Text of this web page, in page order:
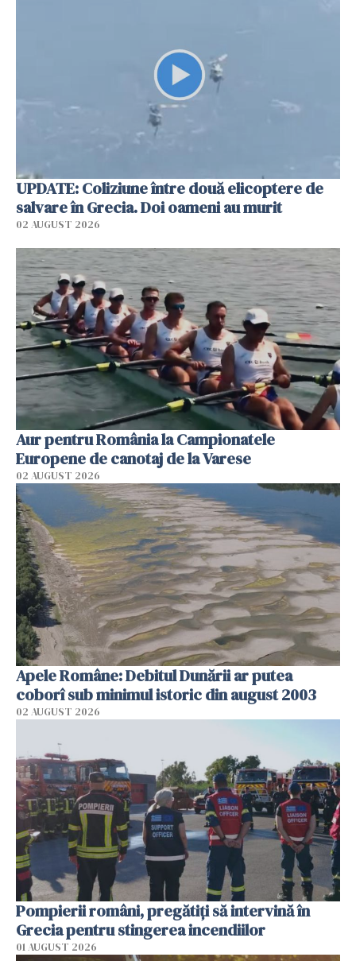
UPDATE: Coliziune între două elicoptere de
salvare în Grecia. Doi oameni au murit
02 AUGUST 2026
Aur pentru România la Campionatele
Europene de canotaj de la Varese
02 AUGUST 2026
Apele Române: Debitul Dunării ar putea
coborî sub minimul istoric din august 2003
02 AUGUST 2026
Pompierii români, pregătiţi să intervină în
Grecia pentru stingerea incendiilor
01 AUGUST 2026